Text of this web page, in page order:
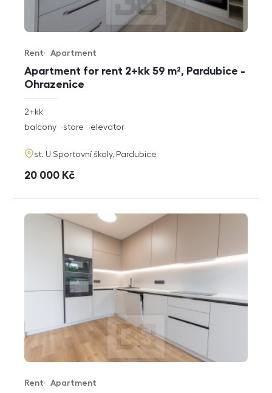
Apartment for rent 2+kk 59 m², Pardubice -
Ohrazenice
Offer type
Rent
Property type
Apartment
rozměry
disposition
2+kk
funkce
balcony store elevator
adresa
st. U Sportovní školy, Pardubice
cena
20 000 Kč
Offer type
Rent
Property type
Apartment